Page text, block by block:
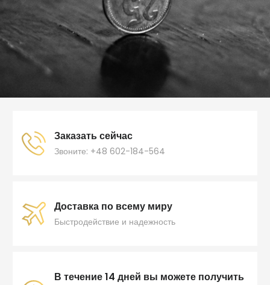
Заказать сейчас
Звоните: +48 602-184-564
Доставка по всему миру
Быстродействие и надежность
В течение 14 дней вы можете получить